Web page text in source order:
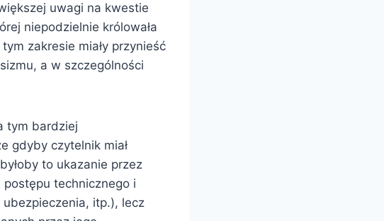
uwagi na kwestie
niepodzielnie królowała
zakresie miały przynieść
a w szczególności
tym bardziej
gdyby czytelnik miał
to ukazanie przez
technicznego i
itp.), lecz